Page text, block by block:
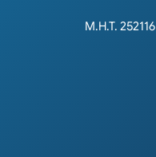
Μ.Η.Τ. 252116